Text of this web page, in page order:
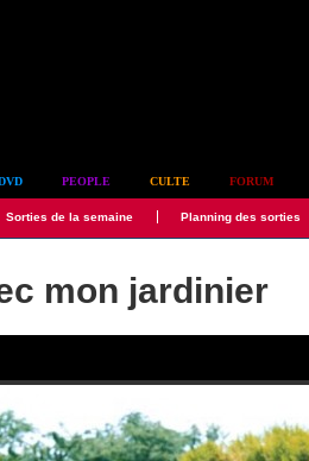
PEOPLE CULTE FORUM
Sorties de la semaine Planning des sorties
mon jardinier